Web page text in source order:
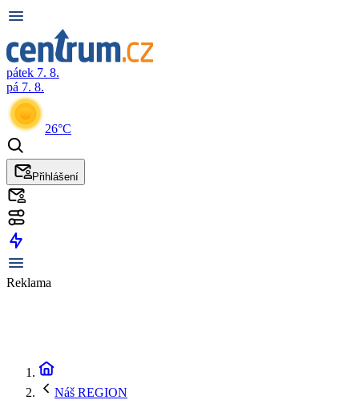
pátek 7. 8.
pá 7. 8.
26°C
Přihlášení
Reklama
Náš REGION